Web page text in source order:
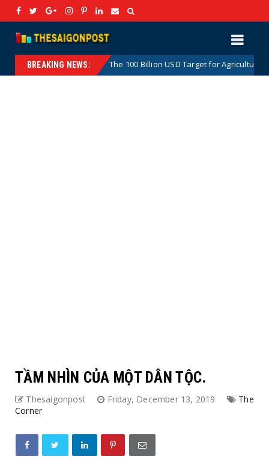
BREAKING NEWS:
Hotnews The 100 Billion USD Target for Agricultural, Forestry
TẦM NHÌN CỦA MỘT DÂN TỘC.
Thesaigonpost Friday, December 13, 2019
The
Corner